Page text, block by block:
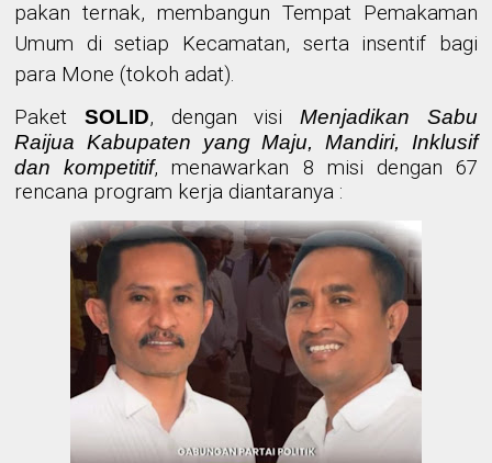
pakan ternak, membangun Tempat Pemakaman
Umum di setiap Kecamatan, serta insentif bagi
para Mone (tokoh adat).
PaketSOLID, dengan visi Menjadikan Sabu
Raijua Kabupaten yang Maju, Mandiri, Inklusif
dan kompetitif, menawarkan 8 misi dengan 67
rencana program kerja diantaranya :